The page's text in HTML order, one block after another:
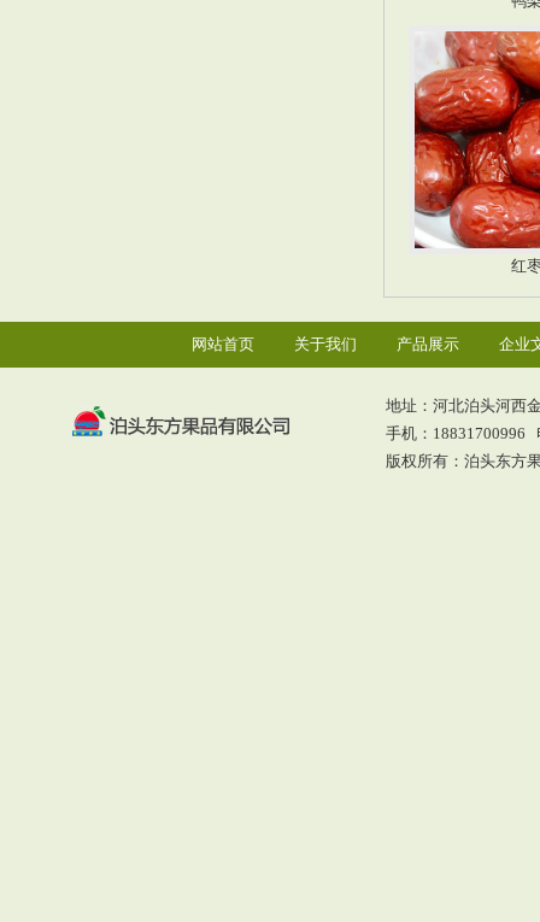
红
网站首页 关于我们 产品展示 企业
地址：河北泊头河西
手机：18831700996
版权所有：泊头东